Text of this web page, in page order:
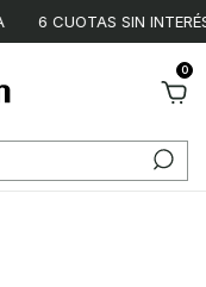
0
6 CUOTAS SIN INTERÉS